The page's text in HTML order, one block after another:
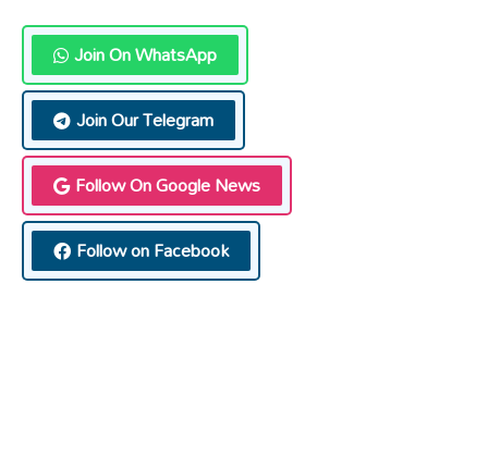
Join On WhatsApp
Join Our Telegram
Follow On Google News
Follow on Facebook